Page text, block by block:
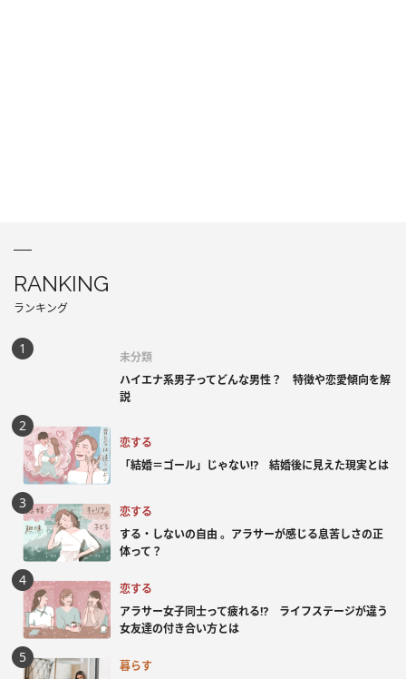
RANKING
ランキング
未分類
ハイエナ系男子ってどんな男性？ 特徴や恋愛傾向を解
説
恋する
「結婚＝ゴール」じゃない⁉ 結婚後に見えた現実とは
恋する
する・しないの自由 。アラサーが感じる息苦しさの正
体って？
恋する
アラサー女子同士って疲れる⁉ ライフステージが違う
女友達の付き合い方とは
暮らす